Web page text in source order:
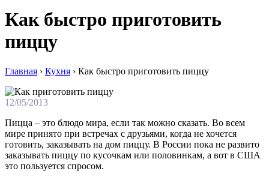
Как быстро приготовить
пиццу
Главная › Кухня › Как быстро приготовить пиццу
12/05/2013
Пицца – это блюдо мира, если так можно сказать. Во всем
мире принято при встречах с друзьями, когда не хочется
готовить, заказывать на дом пиццу. В России пока не развито
заказывать пиццу по кусочкам или половинкам, а вот в США
это пользуется спросом.